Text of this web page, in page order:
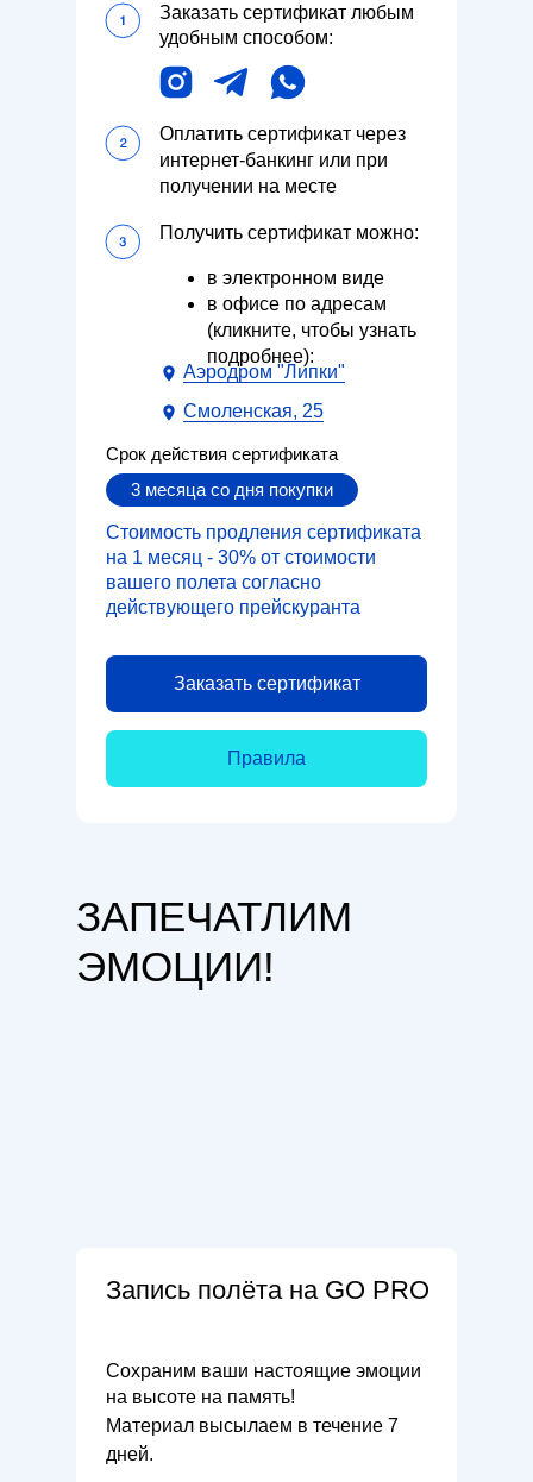
Заказать сертификат любым
удобным способом:
Срок действия сертификата
3 месяца со дня покупки
Стоимость продления сертификата
на 1 месяц - 30% от стоимости
вашего полета согласно
действующего прейскуранта
Оплатить сертификат через
интернет-банкинг или при
получении на месте
Получить сертификат можно:
в электронном виде
в офисе по адреcам
(кликните, чтобы узнать
подробнее):
Заказать сертификат
Правила
Аэродром "Липки"
Смоленская, 25
ЗАПЕЧАТЛИМ
ЭМОЦИИ!
Материал высылаем в течение 7
дней.
Сохраним ваши настоящие эмоции
на высоте на память!
Запись полёта на GO PRO